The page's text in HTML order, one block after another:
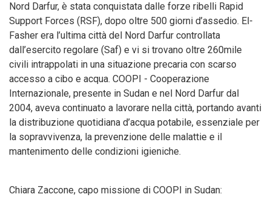
Nord Darfur, è stata conquistata dalle forze ribelli Rapid
Support Forces (RSF), dopo oltre 500 giorni d’assedio. El-
Fasher era l’ultima città del Nord Darfur controllata
dall’esercito regolare (Saf) e vi si trovano oltre 260mile
civili intrappolati in una situazione precaria con scarso
accesso a cibo e acqua. COOPI - Cooperazione
Internazionale, presente in Sudan e nel Nord Darfur dal
2004, aveva continuato a lavorare nella città, portando avanti
la distribuzione quotidiana d’acqua potabile, essenziale per
la sopravvivenza, la prevenzione delle malattie e il
mantenimento delle condizioni igieniche.
Chiara Zaccone, capo missione di COOPI in Sudan: